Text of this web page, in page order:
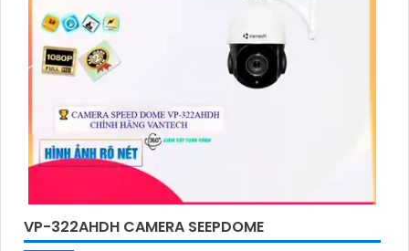
VP-322AHDH CAMERA SEEPDOME